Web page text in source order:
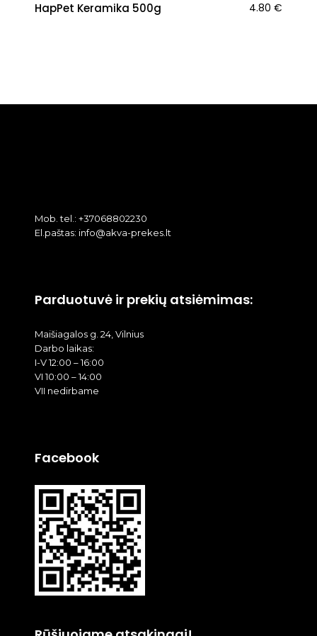
HapPet Keramika 500g 4.80 €
Mob. tel.: +37068802230
El.paštas: info@akva-prekes.lt
Parduotuvė ir prekių atsiėmimas:
Maišiagalos g. 24, Vilnius
Darbo laikas:
I-V 12:00 – 16:00
VI 10:00 – 14:00
VII nedirbame
Facebook